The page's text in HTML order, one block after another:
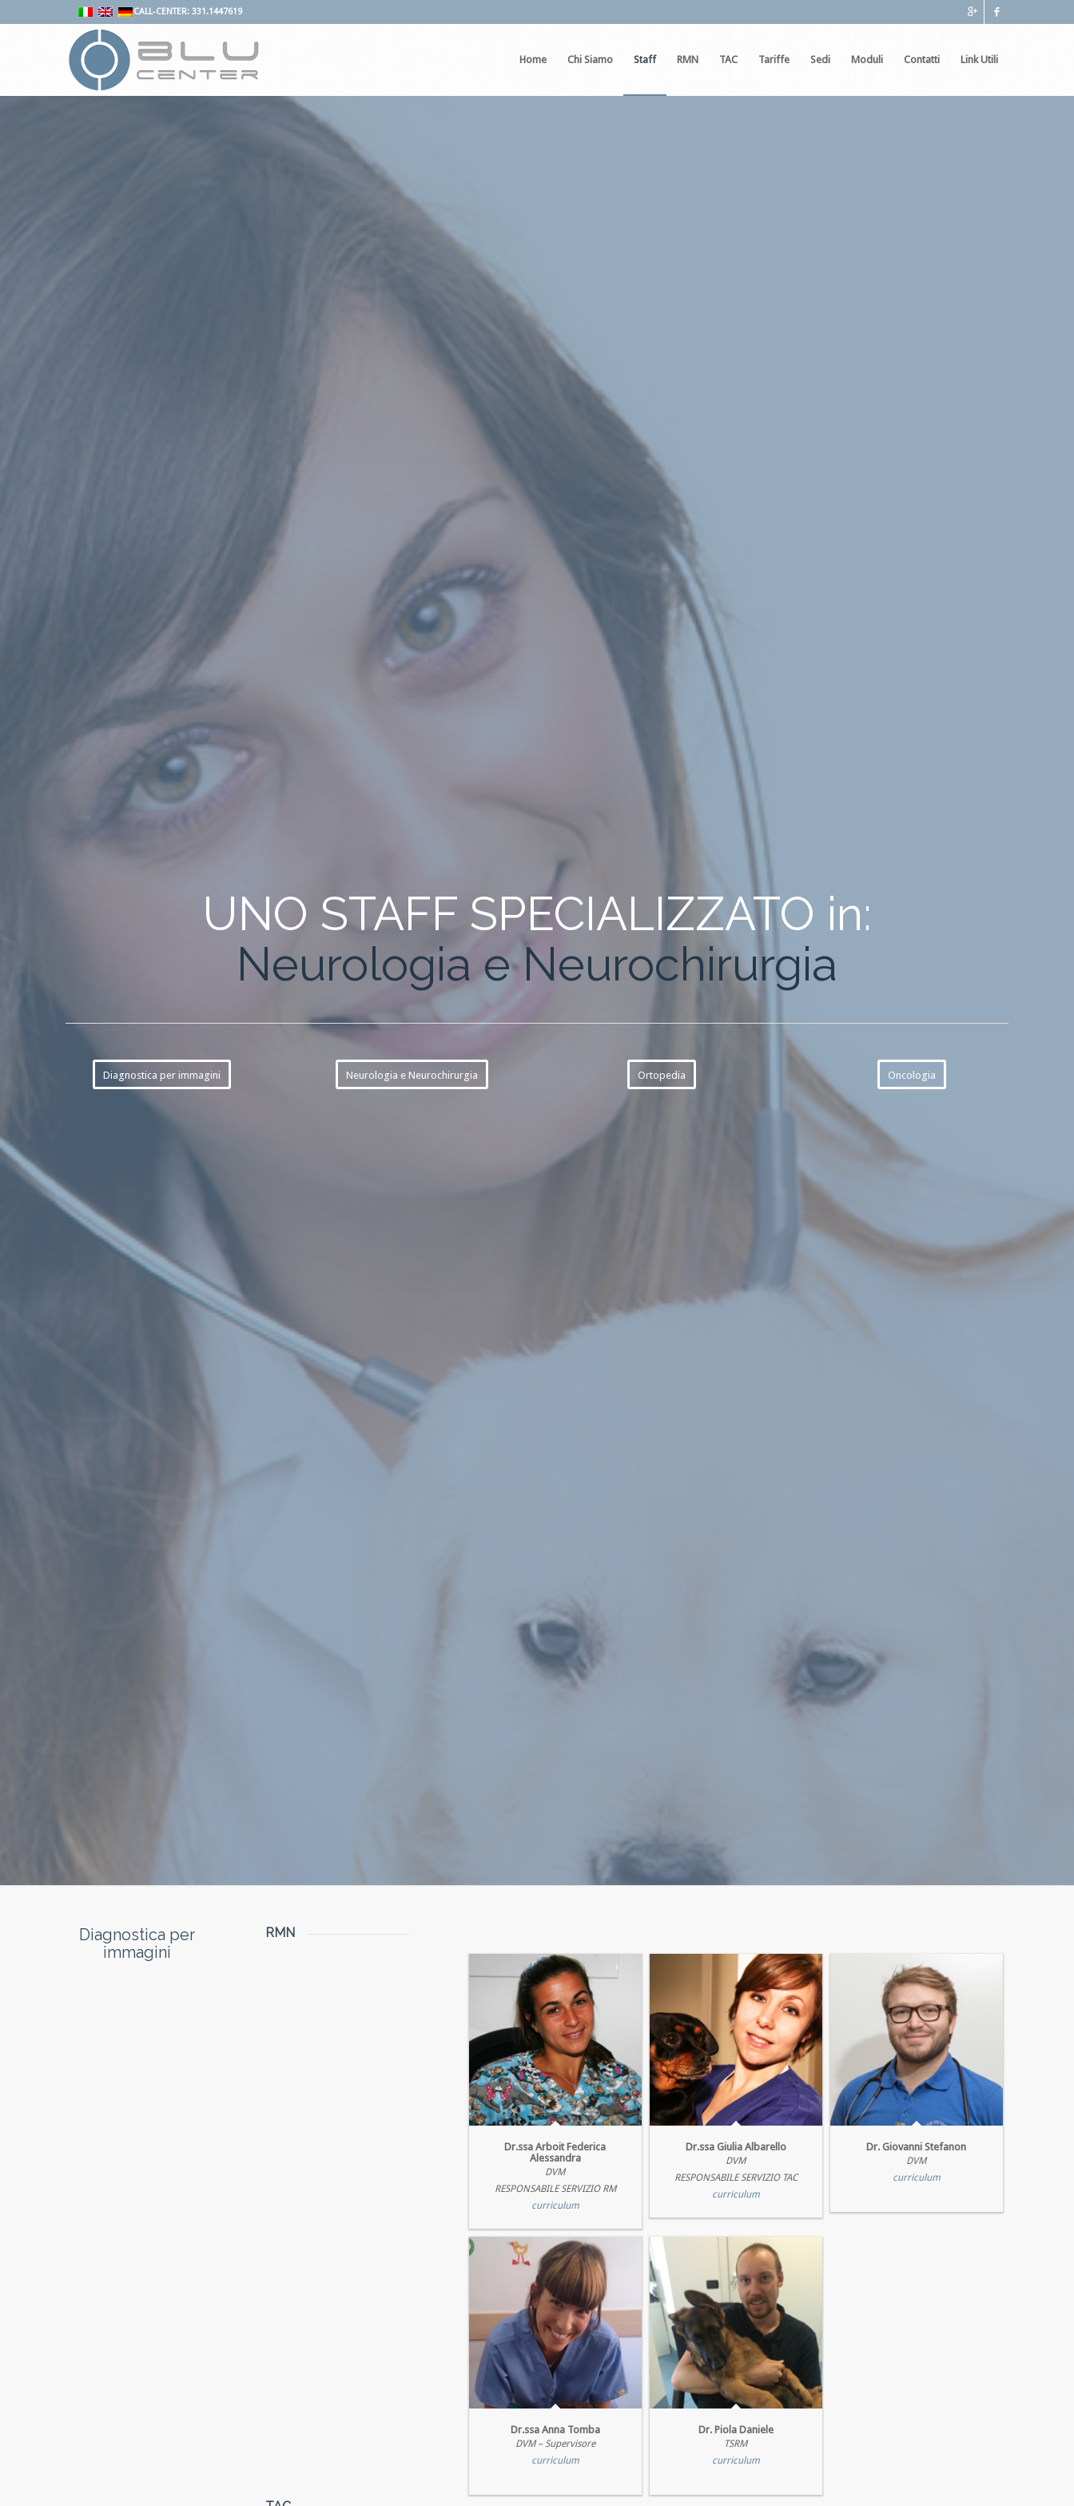
CALL-CENTER: 331.1447619
Home Chi Siamo Staff RMN TAC Tariffe Sedi Moduli Contatti Link Utili
UNO STAFF SPECIALIZZATO in:
Ortopedia
Diagnostica per immagini Neurologia e Neurochirurgia Ortopedia Oncologia
Diagnostica per
immagini
RMN
Dr.ssa Arboit Federica
Alessandra
DVM
RESPONSABILE SERVIZIO RM
curriculum
Dr.ssa Giulia Albarello
DVM
RESPONSABILE SERVIZIO TAC
curriculum
Dr. Giovanni Stefanon
DVM
curriculum
Dr.ssa Anna Tomba
DVM – Supervisore
curriculum
Dr. Piola Daniele
TSRM
curriculum